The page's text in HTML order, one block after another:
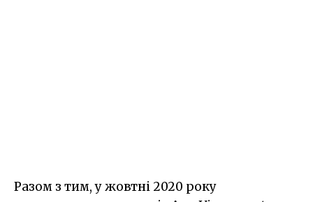
Разом з тим, у жовтні 2020 року